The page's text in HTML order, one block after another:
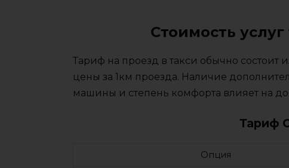
Стоимость
Тариф на проезд в такси обычно
цены за 1км проезда. Наличие
машины и степень комфорта влияет на
Тариф
Опция